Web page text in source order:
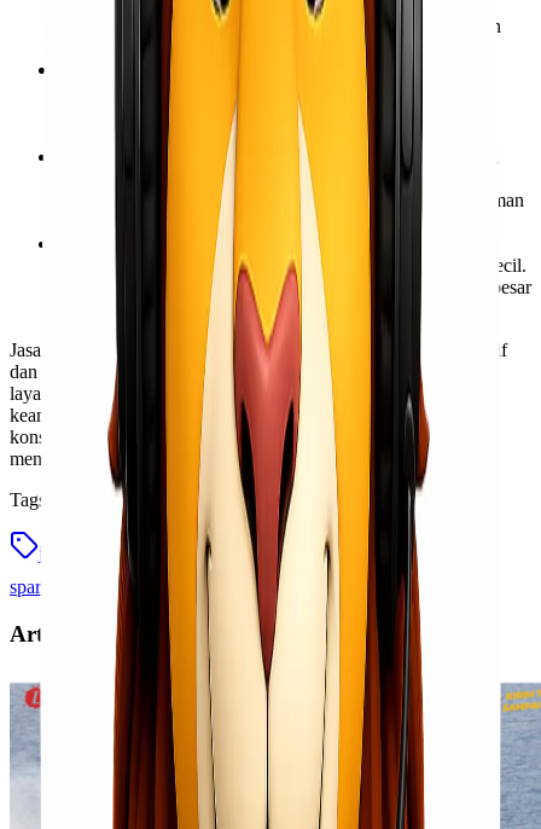
menguntungkan. Hal ini dikarenakan tarif yang dikenakan
relatif terjangkau.
=> Terdapat banyak pilihan rute ketika
melakukan pengiriman paket ke tempat Anda. Hal ini
dilakukan agar paket yang ditunggu cepat sampai dengan
=> Pilihan armada sangat penting sesuai
dengan kondisi topografi daerah Anda. Apabila, memiliki
kondisi rata dan relatif dekat maka memilih mobil pengiriman
sangat direkomendasikan.
Variasi Produk Yang Dikirim
=> Anda bisa melakukan
pengiriman dengan beragam ukuran baik besar maupun kecil.
Hal ini memudahkan Anda untuk mengirim dalam partai besar
Jasa pengiriman spareparts menggunakan jasa kami sangat efektif
dan efisien, terutama dalam budget. Jasa kami dikenal dengan
layanan keamanan. Kami memberikan pula pelayanan dengan
keamanan terjamin. Tidak hanya itu, Anda bisa melakukan
konsultasi gratis dan informasi terkini seputar jasa pengiriman
menggunakan Lionel Express
Tags
jasa kirim sparepart jasa pengiriman sparepart
sparepart
pengiriman sparepart
Artikel Terkait